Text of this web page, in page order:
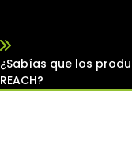
¿Sabías que los
REACH?